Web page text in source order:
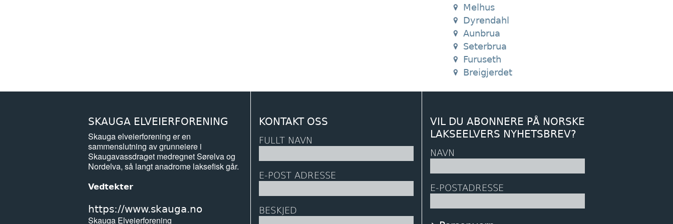
Melhus
Dyrendahl
Aunbrua
Seterbrua
Furuseth
Breigjerdet
SKAUGA ELVEIERFORENING
Skauga elveierforening er en
sammenslutning av grunneiere i
Skaugavassdraget medregnet Sørelva og
Nordelva, så langt anadrome laksefisk går.
Vedtekter
https://www.skauga.no
Skauga Elveierforening
KONTAKT OSS
FULLT NAVN
E-POST ADRESSE
BESKJED
VIL DU ABONNERE PÅ NORSKE
LAKSEELVERS NYHETSBREV?
NAVN
E-POSTADRESSE